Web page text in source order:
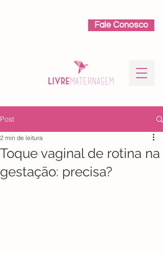
Fale Conosco
Post
Toque vaginal de rotina na
gestação: precisa?
2 min de leitura